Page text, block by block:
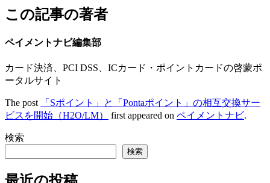
この記事の著者
ペイメントナビ編集部
カード決済、PCI DSS、ICカード・ポイントカードの啓蒙ポ
ータルサイト
The post
「Sポイント」と「Pontaポイント」の相互交換サー
ビスを開始（H2O/LM）
first appeared on ペイメントナビ.
検索
検索